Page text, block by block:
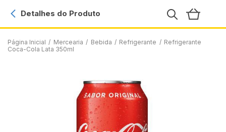
Página Inicial / Mercearia / Bebida / Refrigerante / Refrigerante
Coca-Cola Lata 350ml
Detalhes do Produto